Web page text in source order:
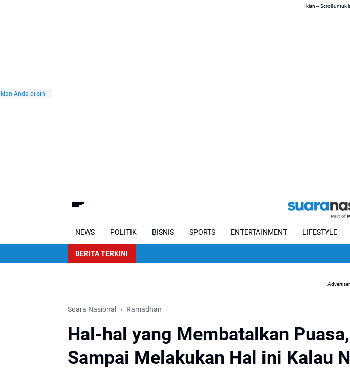
Iklan -- Scroll untuk
NEWS POLITIK BISNIS SPORTS ENTERTAINMENT LIFESTYLE
BERITA TERKINI
Suara Nasional Ramadhan
Hal-hal yang Membatalkan
Sampai Melakukan Hal ini Kalau
Anda di sini